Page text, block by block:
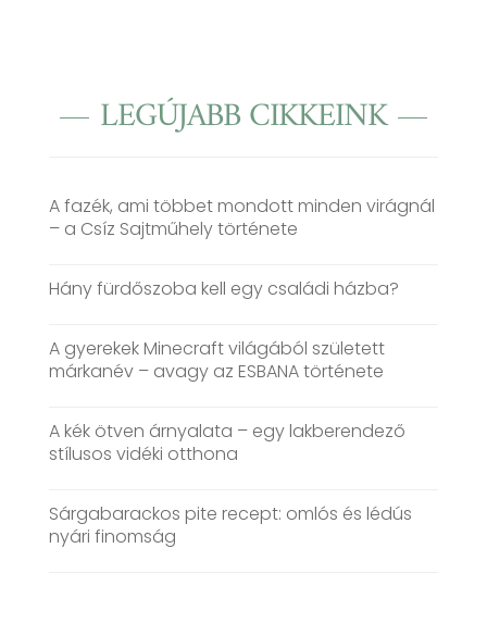
LEGÚJABB CIKKEINK
A fazék, ami többet mondott minden virágnál
– a Csíz Sajtműhely története
Hány fürdőszoba kell egy családi házba?
A gyerekek Minecraft világából született
márkanév – avagy az ESBANA története
A kék ötven árnyalata – egy lakberendező
stílusos vidéki otthona
Sárgabarackos pite recept: omlós és lédús
nyári finomság